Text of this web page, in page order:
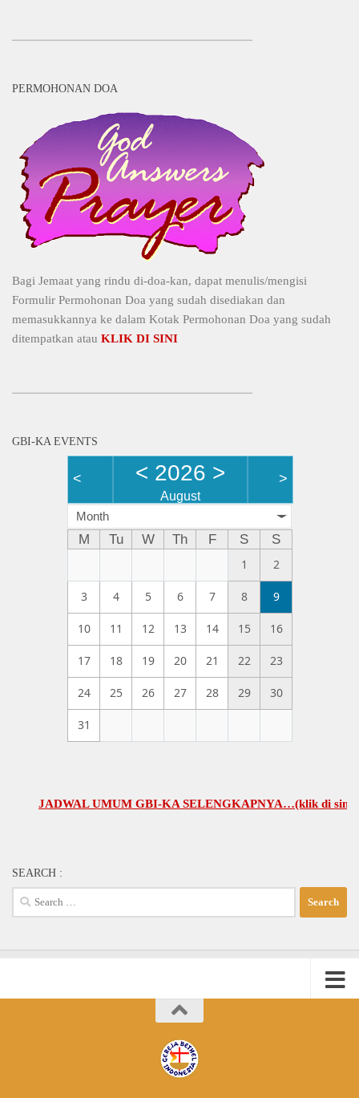
PERMOHONAN DOA
Bagi Jemaat yang rindu di-doa-kan, dapat menulis/mengisi
Formulir Permohonan Doa yang sudah disediakan dan
memasukkannya ke dalam Kotak Permohonan Doa yang sudah
ditempatkan atau KLIK DI SINI
GBI-KA EVENTS
< < 2026 >
August
>
Month
M Tu W Th F S
S
1
2
3 4 5 6 7 8 9
10 11 12 13 14 15 16
17 18 19 20 21 22 23
24 25 26 27 28 29 30
31
JADWAL UMUM GBI-KA SELENGKAPNYA…(klik di sini)
SEARCH :
Search
for: